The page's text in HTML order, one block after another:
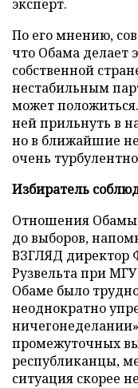
эксперт.
По его мнению,
что Обама делает
собственной
нестабильным
может
ней прильнуть в
но в ближайшие
очень
Избиратель
Отношения Обамы
до выборов,
ВЗГЛЯД директор
Рузвельта при
Обаме было
неоднократно
промежуточных
республиканцы,
ситуация скорее